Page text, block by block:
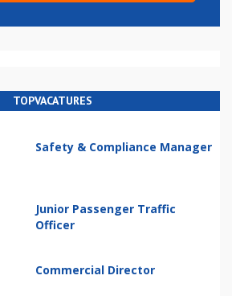
TOPVACATURES
Safety & Compliance Manager
Junior Passenger Traffic
Officer
Commercial Director